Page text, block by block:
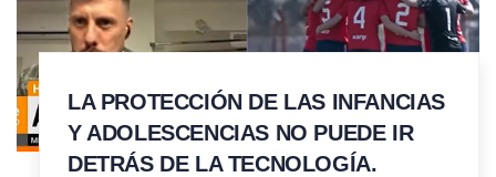
LA PROTECCIÓN DE LAS INFANCIAS
Y ADOLESCENCIAS NO PUEDE IR
DETRÁS DE LA TECNOLOGÍA.